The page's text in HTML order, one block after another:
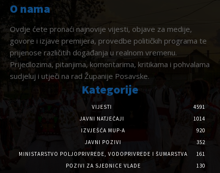
O nama
Ovdje ćete pronaći najnovije vijesti, objave za medije,
govore i izjave premijera, provedbe političkih programa te
prijenose različitih događanja u realnom vremenu.
Prijedlozima, pitanjima, komentarima, kritikama i pohvalama
sudjeluj i utječi na rad Županije Posavske.
Kategorije
VIJESTI
4591
JAVNI NATJEČAJI
1014
IZVJEŠĆA MUP-A
920
JAVNI POZIVI
352
MINISTARSTVO POLJOPRIVREDE, VODOPRIVREDE I ŠUMARSTVA
161
POZIVI ZA SJEDNICE VLADE
130